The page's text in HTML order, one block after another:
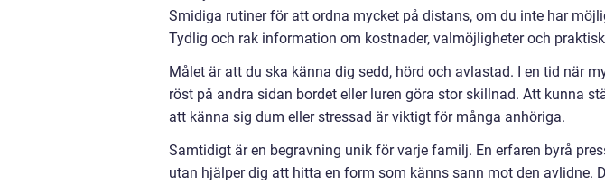
Smidiga rutiner för att ordna mycket på distans, om du inte har
Tydlig och rak information om kostnader, valmöjligheter och
Målet är att du ska känna dig sedd, hörd och avlastad. I en tid när
röst på andra sidan bordet eller luren göra stor skillnad. Att kunna
att känna sig dum eller stressad är viktigt för många anhöriga.
Samtidigt är en begravning unik för varje familj. En erfaren byrå
utan hjälper dig att hitta en form som känns sann mot den avlidne.